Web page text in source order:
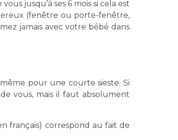
jusqu’à ses 6 mois si cela est
(fenêtre ou porte-fenêtre,
jamais avec votre bébé dans
pour une courte sieste. Si
vous, mais il faut absolument
français) correspond au fait de